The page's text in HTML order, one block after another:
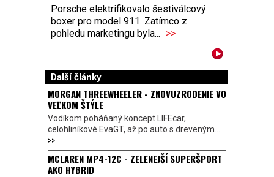
Porsche elektrifikovalo šestiválcový
boxer pro model 911. Zatímco z
pohledu marketingu byla... >>
Další články
MORGAN THREEWHEELER - ZNOVUZRODENIE VO
VEĽKOM ŠTÝLE
Vodíkom poháňaný koncept LIFEcar,
celohliníkové EvaGT, až po auto s dreveným...
>>
MCLAREN MP4-12C - ZELENEJŠÍ SUPERŠPORT
AKO HYBRID